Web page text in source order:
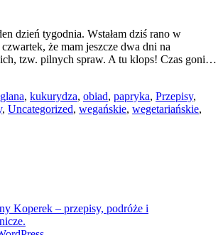
dzień tygodnia. Wstałam dziś rano w
że mam jeszcze dwa dni na
tzw. pilnych spraw. A tu klops! Czas goni…
, kukurydza, obiad, papryka, Przepisy,
, Uncategorized, wegańskie, wegetariańskie,
Koperek – przepisy, podróże i